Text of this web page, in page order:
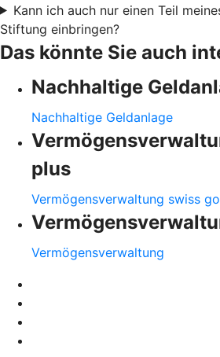
Kann ich auch nur einen Teil
Stiftung einbringen?
Das könnte Sie auch
Nachhaltige
Nachhaltige Geldanlage
plus
Vermögensverwaltung swiss
Vermögensverwaltung